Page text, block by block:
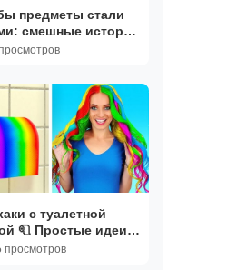
предметы стали
смешные истории
🍕
с туалетной
🧻 Простые идеи и
| 123GO!
просмотров